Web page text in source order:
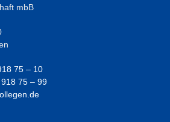
mbB
75 – 10
75 – 99